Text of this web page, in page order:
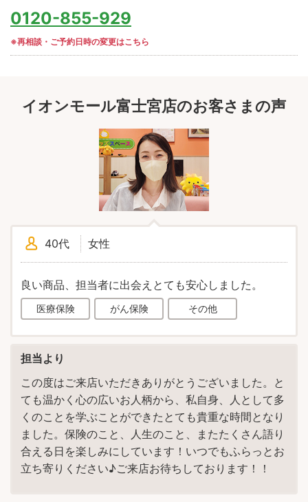
0120-855-929
※再相談・ご予約日時の変更はこちら
イオンモール富士宮店のお客さまの声
40代 女性
良い商品、担当者に出会えとても安心しました。
医療保険 がん保険 その他
担当より
この度はご来店いただきありがとうございました。と
ても温かく心の広いお人柄から、私自身、人として多
くのことを学ぶことができたとても貴重な時間となり
ました。保険のこと、人生のこと、またたくさん語り
合える日を楽しみにしています！いつでもふらっとお
立ち寄りください♪ご来店お待ちしております！！